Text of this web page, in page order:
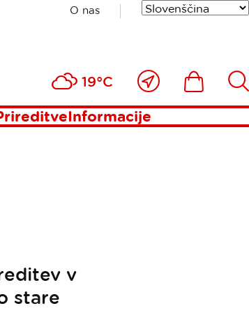
O nas
19°C
Blizu
mene
Ikona Išči
Informacije
v
stare